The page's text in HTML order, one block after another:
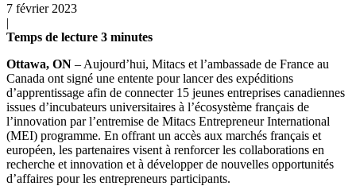
7 février 2023
|
Temps de lecture 3 minutes
Ottawa, ON – Aujourd’hui, Mitacs et l’ambassade de France au
Canada ont signé une entente pour lancer des expéditions
d’apprentissage afin de connecter 15 jeunes entreprises canadiennes
issues d’incubateurs universitaires à l’écosystème français de
l’innovation par l’entremise de Mitacs Entrepreneur International
(MEI) programme. En offrant un accès aux marchés français et
européen, les partenaires visent à renforcer les collaborations en
recherche et innovation et à développer de nouvelles opportunités
d’affaires pour les entrepreneurs participants.